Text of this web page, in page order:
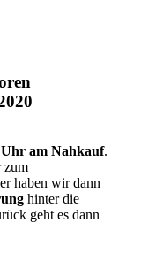
Uhr am Nahkauf.
zum
haben wir dann
hinter die
geht es dann